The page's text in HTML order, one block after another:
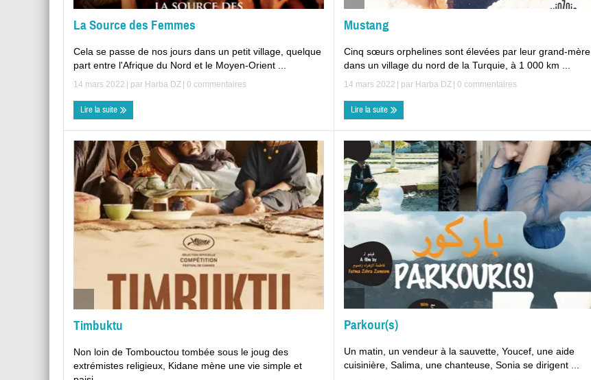
La Source des Femmes
Cela se passe de nos jours dans un petit village, quelque
part entre l'Afrique du Nord et le Moyen-Orient ...
14 mars 2022 | par Harba DZ 0 commentaires
Lire la suite
Mustang
Cinq sœurs orphelines sont élevées par leur grand-mère
dans un village du nord de la Turquie, à 1 000 km ...
14 mars 2022 | par Harba DZ | 0 commentaires
Lire la suite
Timbuktu
Non loin de Tombouctou tombée sous le joug des
extrémistes religieux, Kidane mène une vie simple et
Parkour(s)
Un matin, un vendeur à la sauvette, Youcef, une aide
cuisinière, Salima, une chanteuse, Sonia se dirigent ...